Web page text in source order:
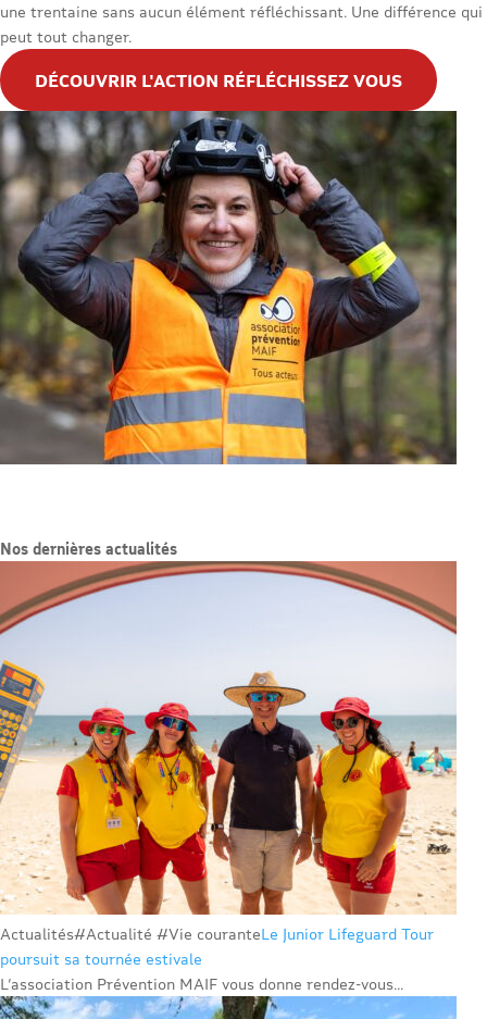
une trentaine sans aucun élément réfléchissant. Une différence qui
peut tout changer.
DÉCOUVRIR L'ACTION RÉFLÉCHISSEZ VOUS
Nos dernières actualités
Actualités#Actualité #Vie couranteLe Junior Lifeguard Tour
poursuit sa tournée estivale
L’association Prévention MAIF vous donne rendez-vous...